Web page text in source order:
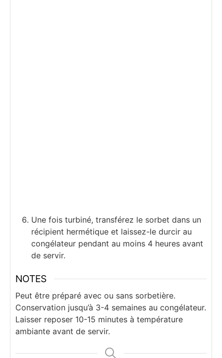
Une fois turbiné, transférez le sorbet dans un
récipient hermétique et laissez-le durcir au
congélateur pendant au moins 4 heures avant
de servir.
NOTES
Peut être préparé avec ou sans sorbetière.
Conservation jusqu’à 3-4 semaines au congélateur.
Laisser reposer 10-15 minutes à température
ambiante avant de servir.